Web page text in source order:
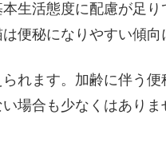
生活態度に配慮が足
便秘になりやすい傾向
れます。加齢に伴う
場合も少なくはありま